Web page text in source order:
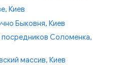
Киев
Быковня, Киев
посредников Соломенка,
массив, Киев